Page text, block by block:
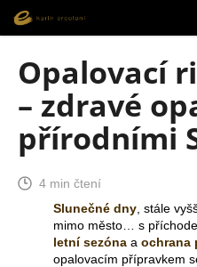
obsah
Opalovací
– zdravé
přírodními
4 min čtení
Slunečné dny , stále
mimo město… s
letní sezóna a ochrana
opalovacím přípravkem
o
o
p
o
t